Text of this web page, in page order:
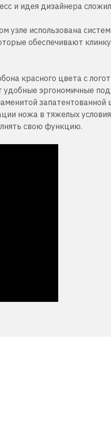
и идея дизайнера
узле использована
обеспечивают
красного цвета с
удобные эргономичные
запатентованной
ножа в тяжелых
свою функцию.